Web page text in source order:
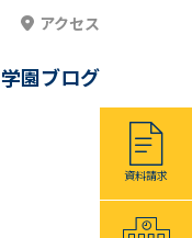
アクセス
学園ブログ
資料請求